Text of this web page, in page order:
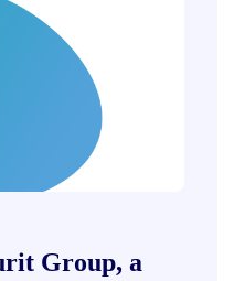
Group, a